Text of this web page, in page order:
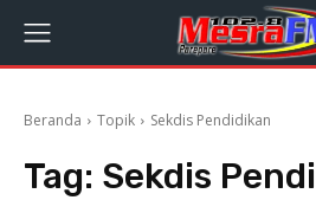
Beranda Topik Sekdis Pendidikan
Tag: Sekdis